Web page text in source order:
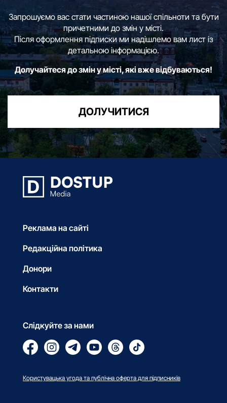
Запрошуємо вас стати частиною нашої спільноти та бути
причетними до змін у місті.
Після оформлення підписки ми надішлемо вам лист із
детальною інформацією.
Долучайтеся до змін у місті, які вже відбуваються!
ДОЛУЧИТИСЯ
Реклама на сайті
Редакційна політика
Донори
Контакти
Слідкуйте за нами
Користувацька угода та публічна оферта для підписників